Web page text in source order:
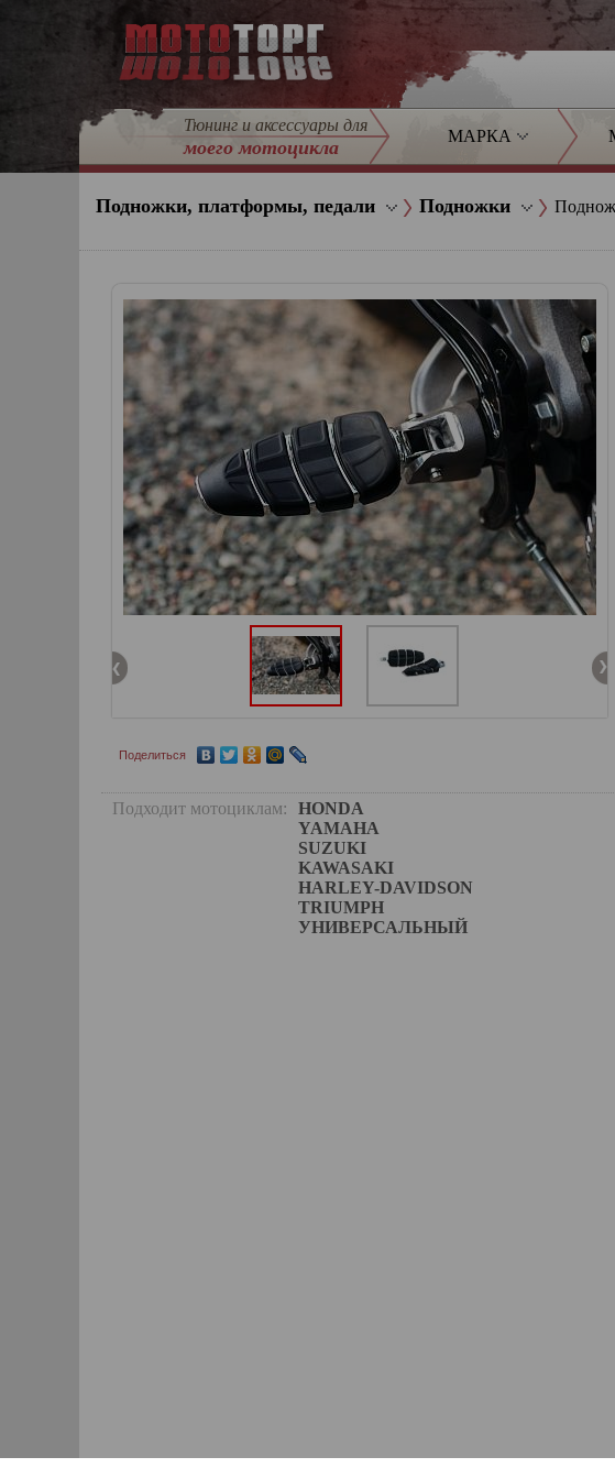
Тюнинг и аксессуары для
моего мотоцикла
МАРКА
Подножки, платформы, педали Подножки
Поделиться
Подходит мотоциклам:
HONDA
YAMAHA
SUZUKI
KAWASAKI
HARLEY-DAVIDSON
TRIUMPH
УНИВЕРСАЛЬНЫЙ